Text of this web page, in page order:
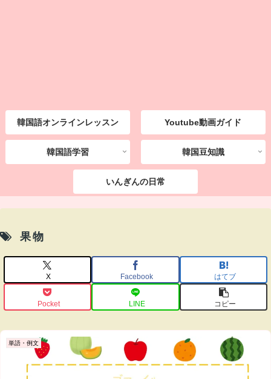
韓国語オンラインレッスン Youtube動画ガイド
韓国語学習 韓国豆知識
いんぎんの日常
果物
X Facebook はてブ
Pocket LINE コピー
単語・例文